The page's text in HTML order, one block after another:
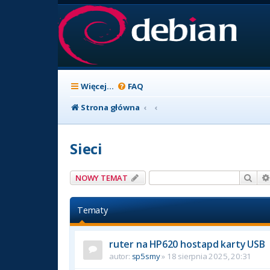
Więcej… FAQ
Strona główna
Sieci
NOWY TEMAT
Tematy
ruter na HP620 hostapd karty USB
autor: sp5smy» 18 sierpnia 2025, 20:31